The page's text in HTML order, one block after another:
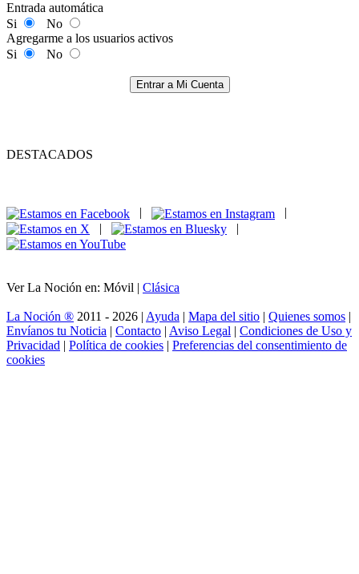
Entrada automática
Si
No
Agregarme a los usuarios activos
Si
No
Entrar a Mi Cuenta
DESTACADOS
|
|
Ver La Noción en: Móvil | Clásica
La Noción ® 2011 - 2026 | Ayuda | Mapa del sitio | Quienes somos |
Envíanos tu Noticia | Contacto | Aviso Legal | Condiciones de Uso y
Privacidad | Política de cookies | Preferencias del consentimiento de
cookies